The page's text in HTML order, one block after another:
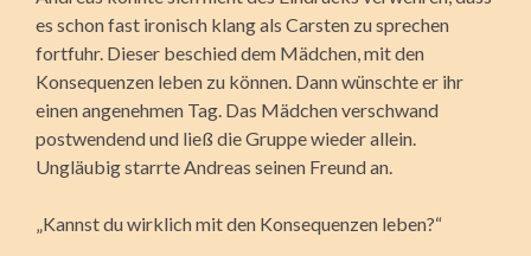
es schon fast ironisch klang als Carsten zu sprechen
fortfuhr. Dieser beschied dem Mädchen, mit den
Konsequenzen leben zu können. Dann wünschte er ihr
einen angenehmen Tag. Das Mädchen verschwand
postwendend und ließ die Gruppe wieder allein.
Ungläubig starrte Andreas seinen Freund an.
„Kannst du wirklich mit den Konsequenzen leben?“